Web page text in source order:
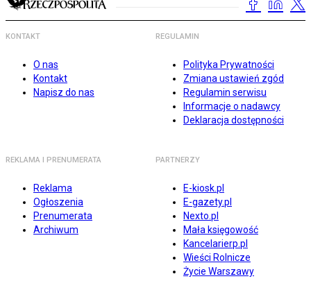
KONTAKT
O nas
Kontakt
Napisz do nas
REGULAMIN
Polityka Prywatności
Zmiana ustawień zgód
Regulamin serwisu
Informacje o nadawcy
Deklaracja dostępności
REKLAMA I PRENUMERATA
Reklama
Ogłoszenia
Prenumerata
Archiwum
PARTNERZY
E-kiosk.pl
E-gazety.pl
Nexto.pl
Mała księgowość
Kancelarierp.pl
Wieści Rolnicze
Życie Warszawy